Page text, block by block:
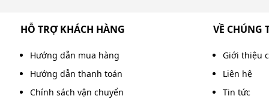
HỖ TRỢ KHÁCH HÀNG
Hướng dẫn mua hàng
Hướng dẫn thanh toán
Chính sách vận chuyển
VỀ CHÚNG
Giới thiệu
Liên hệ
Tin tức